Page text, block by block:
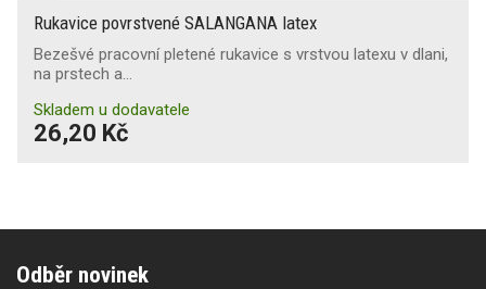
Rukavice povrstvené SALANGANA latex
Bezešvé pracovní pletené rukavice s vrstvou latexu v dlani,
na prstech a…
Skladem u dodavatele
26,20 Kč
Odběr novinek